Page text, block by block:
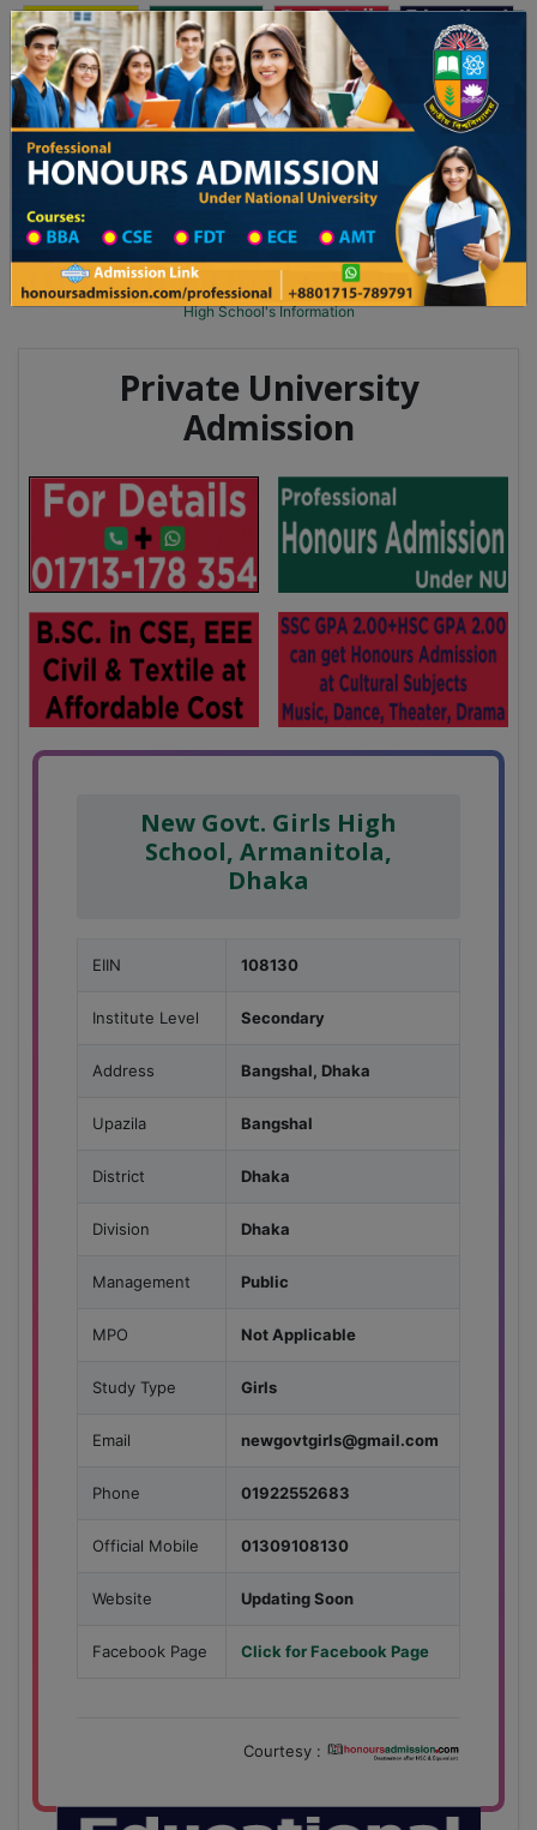
Toggle navigation অনার্স ভর্তি প্রফেশনাল অনার্স
Updates
২৬ শিক্ষাবর্ষের ১ম বর্ষের ভর্তি আবেদন বিজ্ঞপ্তি ঢাকা বিশ্ববিদ্যালয় ২০২৫-২৬ শিক্ষাবর্ষে
School Category
High School in Dhaka Wise
High School List
High School's Information
Private University
Admission
New Govt. Girls High
School, Armanitola,
Dhaka
EIIN 108130
Institute Level Secondary
Address Bangshal, Dhaka
Upazila Bangshal
District Dhaka
Division Dhaka
Management Public
MPO Not Applicable
Study Type Girls
Email newgovtgirls@gmail.com
Phone 01922552683
Official Mobile 01309108130
Website Updating Soon
Facebook Page Click for Facebook Page
Courtesy :